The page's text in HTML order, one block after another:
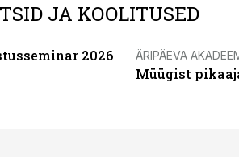
JA KOOLITUSED
2026 ÄRIPÄEVA
Müügist